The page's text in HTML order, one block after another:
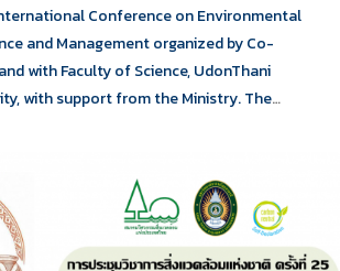
Conference on Environmental
and Management organized by Co-
with Faculty of Science, UdonThani
with support from the Ministry. The